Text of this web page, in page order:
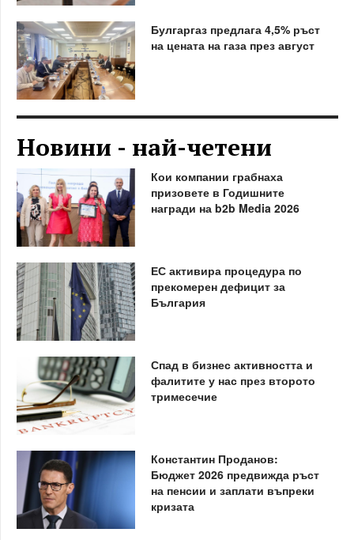
Булгаргаз предлага 4,5% ръст
на цената на газа през август
Новини - най-четени
Кои компании грабнаха
призовете в Годишните
награди на b2b Media 2026
ЕС активира процедура по
прекомерен дефицит за
България
Спад в бизнес активността и
фалитите у нас през второто
тримесечие
Константин Проданов:
Бюджет 2026 предвижда ръст
на пенсии и заплати въпреки
кризата